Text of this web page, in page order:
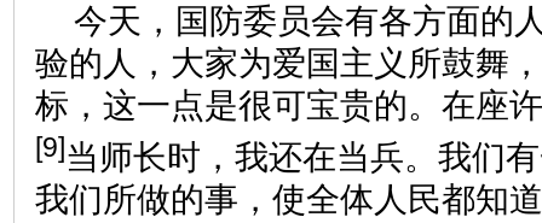
今天，国防委员会有各方面的
验的人，大家为爱国主义所鼓舞
标，这一点是很可宝贵的。在座
[9]当师长时，我还在当兵。我们
我们所做的事，使全体人民都知